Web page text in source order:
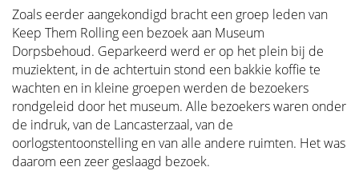
Zoals eerder aangekondigd bracht een groep leden van
Keep Them Rolling een bezoek aan Museum
Dorpsbehoud. Geparkeerd werd er op het plein bij de
muziektent, in de achtertuin stond een bakkie koffie te
wachten en in kleine groepen werden de bezoekers
rondgeleid door het museum. Alle bezoekers waren onder
de indruk, van de Lancasterzaal, van de
oorlogstentoonstelling en van alle andere ruimten. Het was
daarom een zeer geslaagd bezoek.